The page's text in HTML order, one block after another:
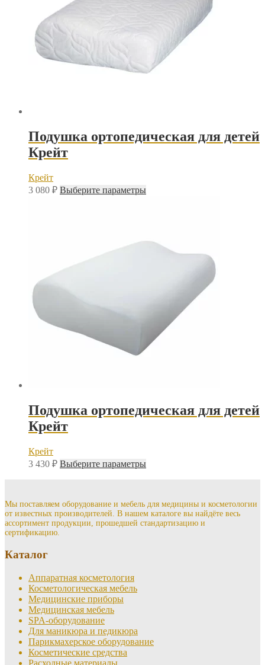
Подушка ортопедическая для детей
Крейт
Крейт
3 080 ₽ Выберите параметрыЭтот
Опции
можно
Подушка ортопедическая для детей
Крейт
Крейт
3 430 ₽ Выберите параметрыЭтот
вариаций.
Опции
можно
Мы поставляем оборудование и мебель для медицины и косметологии
от известных производителей. В нашем каталоге вы найдёте весь
ассортимент продукции, прошедшей стандартизацию и
сертификацию.
Каталог
Аппаратная косметология
Косметологическая мебель
Медицинские приборы
Медицинская мебель
SPA-оборудование
Для маникюра и педикюра
Парикмахерское оборудование
Косметические средства
Расходные материалы